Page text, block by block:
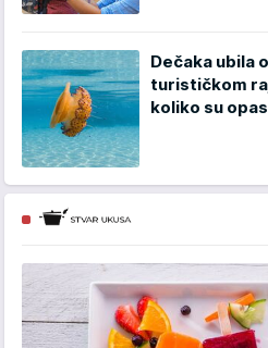
Dečaka ubila
turističkom
koliko su